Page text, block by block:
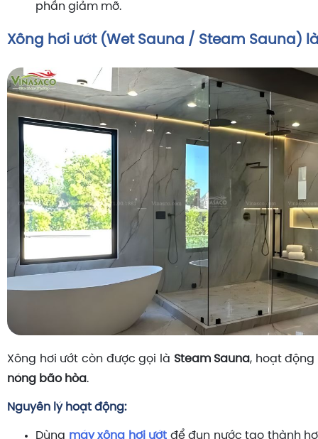
phần giảm mỡ.
Xông hơi ướt (Wet Sauna / Steam Sauna)
Xông hơi ướt còn được gọi là Steam Sauna, hoạt
nóng bão hòa.
Nguyên lý hoạt động:
Dùng máy xông hơi ướt để đun nước tạo thành